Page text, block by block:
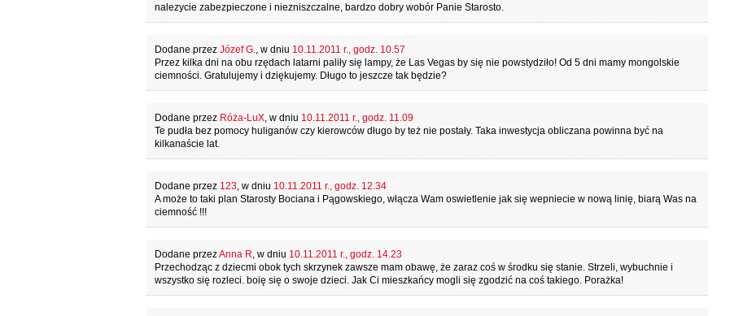
nalezycie zabezpieczone i niezniszczalne, bardzo dobry wobór Panie Starosto.
Dodane przez Józef G., w dniu 10.11.2011 r., godz. 10.57
Przez kilka dni na obu rzędach latarni paliły się lampy, że Las Vegas by się nie powstydziło! Od 5 dni mamy mongolskie
ciemności. Gratulujemy i dziękujemy. Długo to jeszcze tak będzie?
Dodane przez Róża-LuX, w dniu 10.11.2011 r., godz. 11.09
Te pudła bez pomocy huliganów czy kierowców długo by też nie postały. Taka inwestycja obliczana powinna być na
kilkanaście lat.
Dodane przez 123, w dniu 10.11.2011 r., godz. 12.34
A może to taki plan Starosty Bociana i Pągowskiego, włącza Wam oswietlenie jak się wepniecie w nową linię, biarą Was na
ciemność !!!
Dodane przezAnna R, w dniu 10.11.2011 r., godz. 14.23
Przechodząc z dziecmi obok tych skrzynek zawsze mam obawę, że zaraz coś w środku się stanie. Strzeli, wybuchnie i
wszystko się rozleci. boię się o swoje dzieci. Jak Ci mieszkańcy mogli się zgodzić na coś takiego. Porażka!